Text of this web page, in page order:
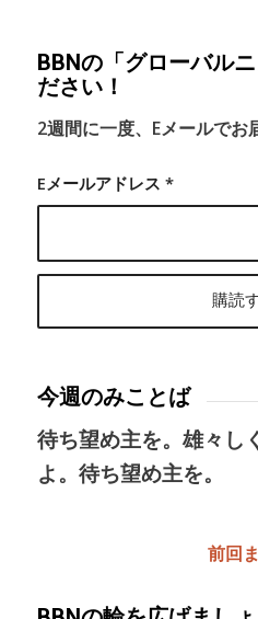
BBNの「グローバル
ださい！
2週間に一度、Eメールでお
Eメールアドレス *
今週のみことば
待ち望め主を。雄々し
よ。待ち望め主を。
前回